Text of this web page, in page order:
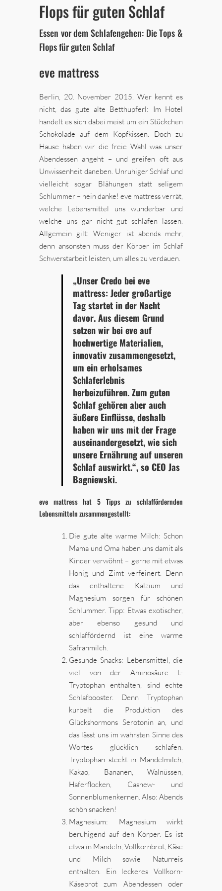
Flops für guten Schlaf
Essen vor dem Schlafengehen: Die Tops &
Flops für guten Schlaf
eve mattress
Berlin, 20. November 2015. Wer kennt es
nicht, das gute alte Betthupferl: Im Hotel
handelt es sich dabei meist um ein Stückchen
Schokolade auf dem Kopfkissen. Doch zu
Hause haben wir die freie Wahl was unser
Abendessen angeht – und greifen oft aus
Unwissenheit daneben. Unruhiger Schlaf und
vielleicht sogar Blähungen statt seligem
Schlummer – nein danke! eve mattress verrät,
welche Lebensmittel uns wunderbar und
welche uns gar nicht gut schlafen lassen.
Allgemein gilt: Weniger ist abends mehr,
denn ansonsten muss der Körper im Schlaf
Schwerstarbeit leisten, um alles zu verdauen.
„Unser Credo bei eve
mattress: Jeder großartige
Tag startet in der Nacht
davor. Aus diesem Grund
setzen wir bei eve auf
hochwertige Materialien,
innovativ zusammengesetzt,
um ein erholsames
Schlaferlebnis
herbeizuführen. Zum guten
Schlaf gehören aber auch
äußere Einflüsse, deshalb
haben wir uns mit der Frage
auseinandergesetzt, wie sich
unsere Ernährung auf unseren
Schlaf auswirkt.“, so CEO Jas
Bagniewski.
eve mattress hat 5 Tipps zu schlaffördernden
Lebensmitteln zusammengestellt:
Die gute alte warme Milch: Schon
Mama und Oma haben uns damit als
Kinder verwöhnt – gerne mit etwas
Honig und Zimt verfeinert. Denn
das enthaltene Kalzium und
Magnesium sorgen für schönen
Schlummer. Tipp: Etwas exotischer,
aber ebenso gesund und
schlaffördernd ist eine warme
Safranmilch.
Gesunde Snacks: Lebensmittel, die
viel von der Aminosäure L-
Tryptophan enthalten, sind echte
Schlafbooster. Denn Tryptophan
kurbelt die Produktion des
Glückshormons Serotonin an, und
das lässt uns im wahrsten Sinne des
Wortes glücklich schlafen.
Tryptophan steckt in Mandelmilch,
Kakao, Bananen, Walnüssen,
Haferflocken, Cashew- und
Sonnenblumenkernen. Also: Abends
schön snacken!
Magnesium: Magnesium wirkt
beruhigend auf den Körper. Es ist
etwa in Mandeln, Vollkornbrot, Käse
und Milch sowie Naturreis
enthalten. Ein leckeres Vollkorn-
Käsebrot zum Abendessen oder